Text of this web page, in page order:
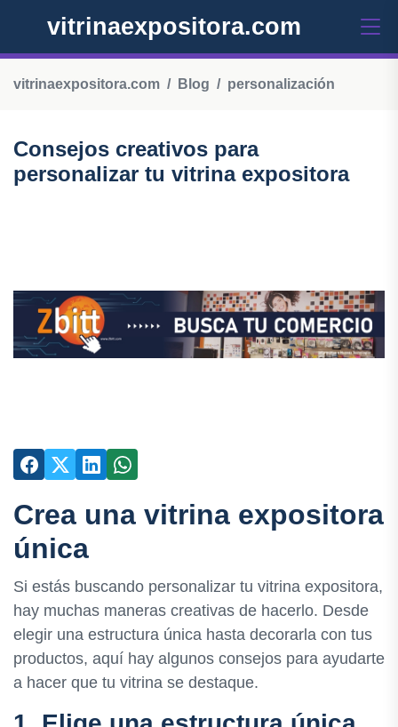
vitrinaexpositora.com
vitrinaexpositora.com Blog personalización
Consejos creativos para
personalizar tu vitrina expositora
Crea una vitrina expositora
única
Si estás buscando personalizar tu vitrina expositora,
hay muchas maneras creativas de hacerlo. Desde
elegir una estructura única hasta decorarla con tus
productos, aquí hay algunos consejos para ayudarte
a hacer que tu vitrina se destaque.